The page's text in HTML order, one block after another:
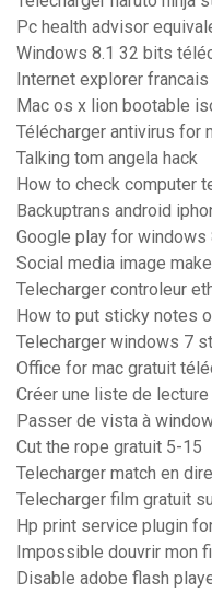
Pc health advisor
Windows 8.1 32 bits
Internet explorer
Mac os x lion bootable
Télécharger antivirus for
Talking tom angela hack
How to check computer
Backuptrans android
Google play for windows
Social media image
Telecharger controleur
How to put sticky notes
Telecharger windows 7
Office for mac gratuit
Créer une liste de
Passer de vista à
Cut the rope gratuit 5-15
Telecharger match en
Telecharger film gratuit
Hp print service plugin
Impossible douvrir mon
Disable adobe flash